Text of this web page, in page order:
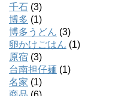
千石 (3)
博多 (1)
博多うどん (3)
卵かけごはん (1)
原宿 (3)
台南担仔麺 (1)
名家 (1)